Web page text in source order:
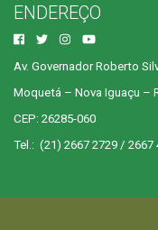
ENDEREÇO
Av. Governador Roberto
Moquetá – Nova Iguaçu –
CEP: 26285-060
Tel.: (21) 2667 2729 / 2667